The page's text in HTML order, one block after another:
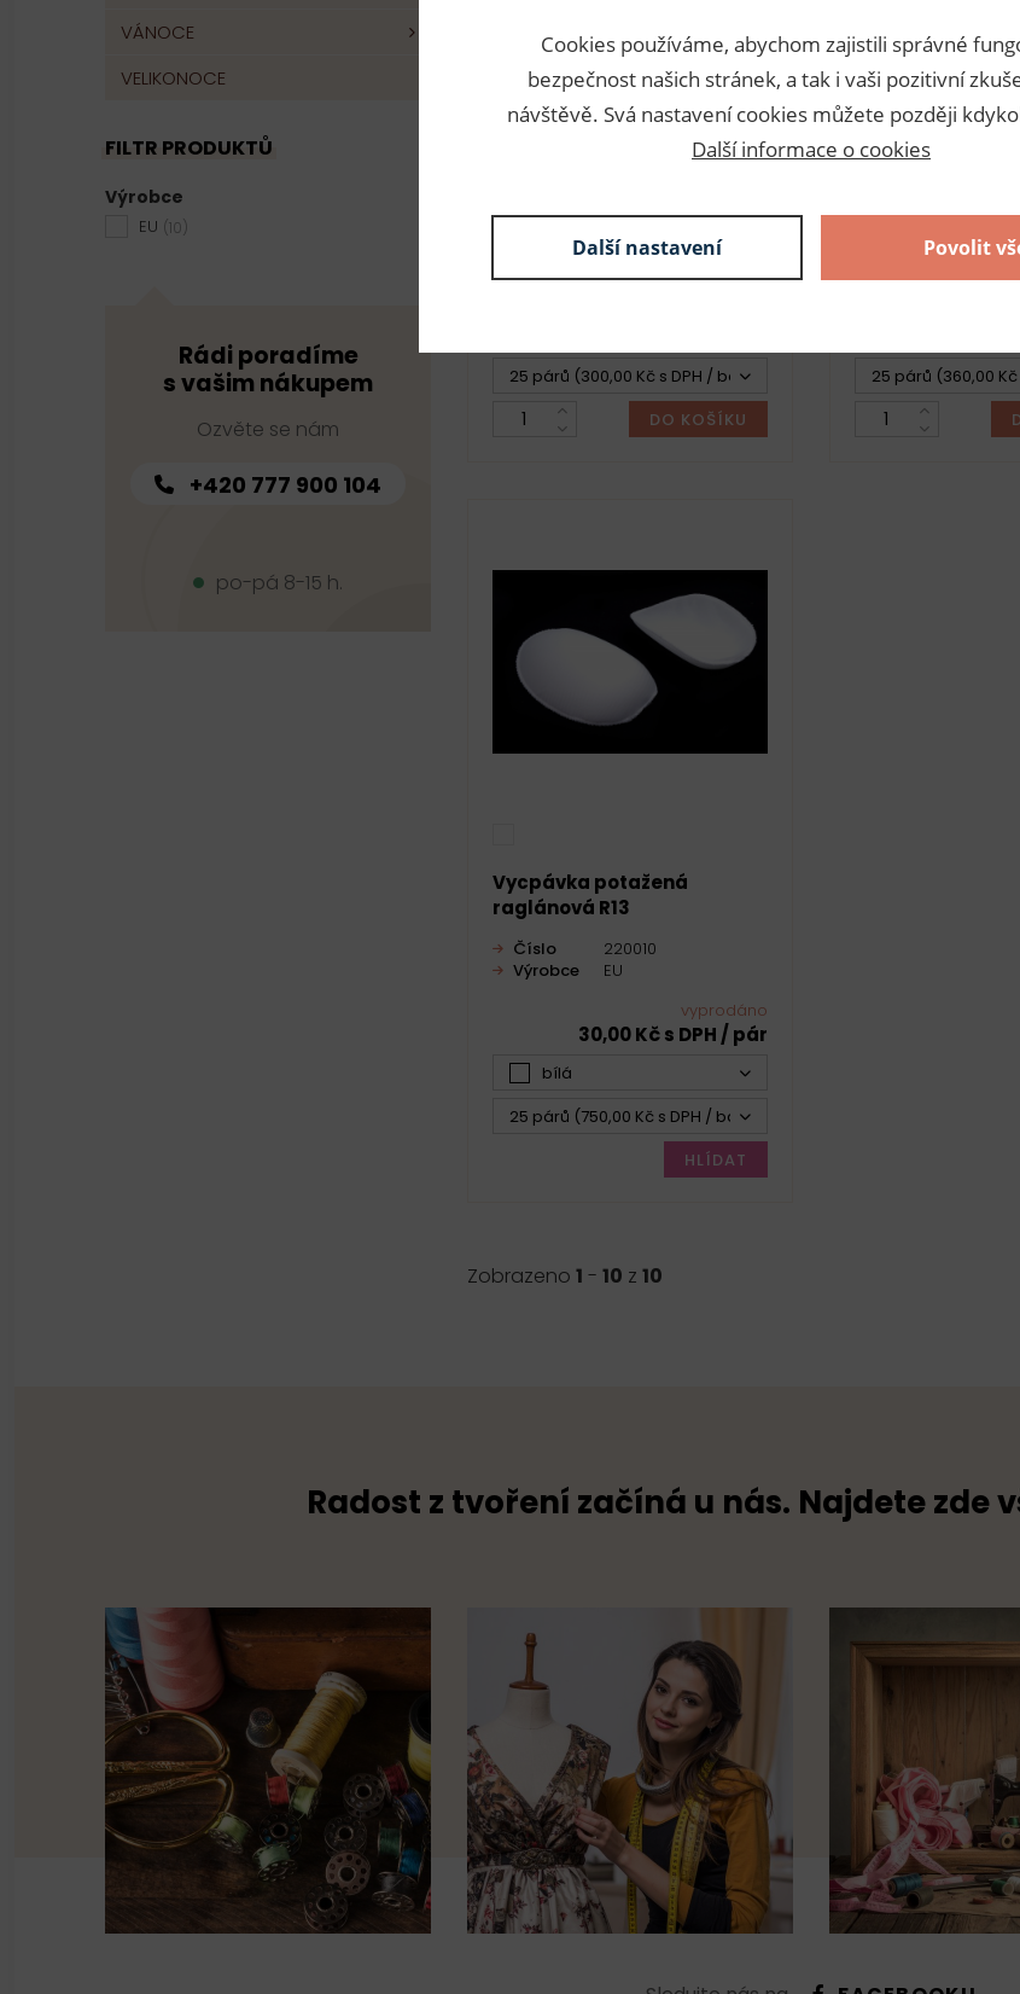
VÁNOCE
VELIKONOCE
FILTR PRODUKTŮ
Výrobce
EU (10)
Rádi poradíme
s vašim nákupem
Ozvěte se nám
+420 777 900 104
po-pá 8-15 h.
Vycpávka potažená B14
25 párů (300,00 Kč s DPH / bal.)
DO KOŠÍKU
Vycpávka
25 párů (360,00 Kč
Vycpávka potažená
raglánová R13
Číslo
220010
Výrobce
EU
vyprodáno
30,00 Kč s DPH / pár
bílá
25 párů (750,00 Kč s DPH / bal.)
HLÍDAT
Zobrazeno 1 - 10 z 10
Radost z tvoření začíná u nás. Najdete zde
Cookies používáme, abychom zajistili správné
bezpečnost našich stránek, a tak i vaši pozitivní
návštěvě. Svá nastavení cookies můžete později
Další informace o cookies
Další nastavení Povolit